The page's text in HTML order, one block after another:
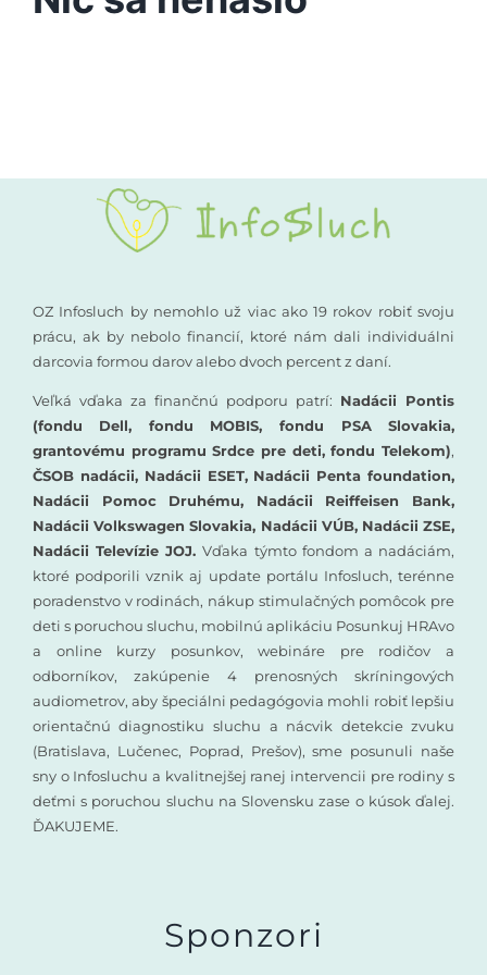
Vyšetrenia sluchu
Rané poradenstvo
Vzdelávanie
OZ Infosluch by nemohlo už viac ako 19 rokov robiť svoju
prácu, ak by nebolo financií, ktoré nám dali individuálni
darcovia formou darov alebo dvoch percent z daní.
Veľká vďaka za finančnú podporu patrí: Nadácii Pontis
(fondu Dell, fondu MOBIS, fondu PSA Slovakia,
grantovému programu Srdce pre deti, fondu Telekom),
ČSOB nadácii, Nadácii ESET, Nadácii Penta foundation,
Nadácii Pomoc Druhému, Nadácii Reiffeisen Bank,
Nadácii Volkswagen Slovakia, Nadácii VÚB, Nadácii ZSE,
Nadácii Televízie JOJ.Vďaka týmto fondom a nadáciám,
ktoré podporili vznik aj update portálu Infosluch, terénne
poradenstvo v rodinách, nákup stimulačných pomôcok pre
deti s poruchou sluchu, mobilnú aplikáciu Posunkuj HRAvo
a online kurzy posunkov, webináre pre rodičov a
odborníkov, zakúpenie 4 prenosných skríningových
audiometrov, aby špeciálni pedagógovia mohli robiť lepšiu
orientačnú diagnostiku sluchu a nácvik detekcie zvuku
(Bratislava, Lučenec, Poprad, Prešov), sme posunuli naše
sny o Infosluchu a kvalitnejšej ranej intervencii pre rodiny s
deťmi s poruchou sluchu na Slovensku zase o kúsok ďalej.
ĎAKUJEME.
Sponzori